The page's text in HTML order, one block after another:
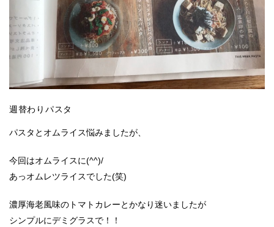
週替わりパスタ
パスタとオムライス悩みましたが、
今回はオムライスに(^^)/
あっオムレツライスでした(笑)
濃厚海老風味のトマトカレーとかなり迷いましたが
シンプルにデミグラスで！！